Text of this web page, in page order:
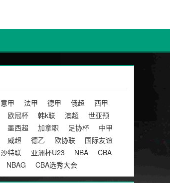
意甲 法甲 德甲 俄超
西甲
欧冠杯 韩k联 澳超
世亚预
墨西超 加拿职 足协杯
中甲
威超 德乙 欧协联
国际友谊
沙特联 亚洲杯U23 NBA
CBA
NBAG CBA选秀大会